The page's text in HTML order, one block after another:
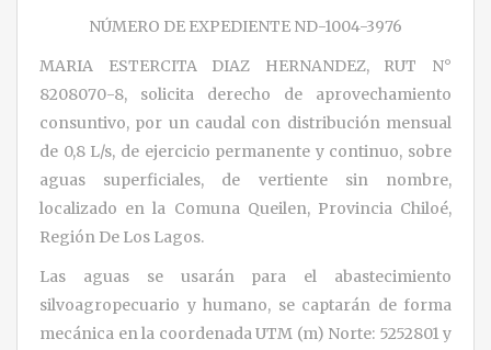
NÚMERO DE EXPEDIENTE ND-1004-3976
MARIA ESTERCITA DIAZ HERNANDEZ, RUT N°
8208070-8, solicita derecho de aprovechamiento
consuntivo, por un caudal con distribución mensual
de 0,8 L/s, de ejercicio permanente y continuo, sobre
aguas superficiales, de vertiente sin nombre,
localizado en la Comuna Queilen, Provincia Chiloé,
Región De Los Lagos.
Las aguas se usarán para el abastecimiento
silvoagropecuario y humano, se captarán de forma
mecánica en la coordenada UTM (m) Norte: 5252801 y